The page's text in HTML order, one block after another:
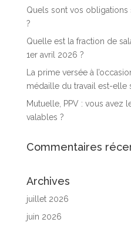
Quels sont vos
?
Quelle est la fraction de
1er avril 2026 ?
La prime versée à
médaille du travail est-elle
Mutuelle, PPV : vous avez
valables ?
Commentaires
Archives
juillet 2026
juin 2026